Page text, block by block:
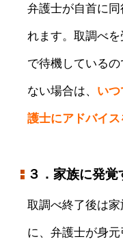
弁護士が自首に
れます。取調べ
で待機している
ない場合は、 い
護士にアドバイス
３．家族に発
取調べ終了後は
に、弁護士が身元